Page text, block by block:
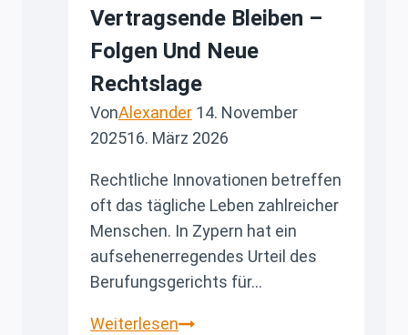
Vertragsende Bleiben –
Folgen Und Neue
Rechtslage
VonAlexander 14. November
202516. März 2026
Rechtliche Innovationen betreffen
oft das tägliche Leben zahlreicher
Menschen. In Zypern hat ein
aufsehenerregendes Urteil des
Berufungsgerichts für…
WeiterlesenPräzedenzfall